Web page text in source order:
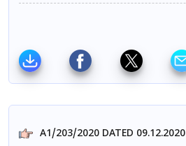
A1/203/2020 DATED 09.12.2020